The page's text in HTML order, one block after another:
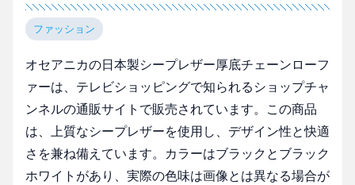
ファッション
オセアニカの日本製シープレザー厚底チェーンローフ
ァーは、テレビショッピングで知られるショップチャ
ンネルの通販サイトで販売されています。この商品
は、上質なシープレザーを使用し、デザイン性と快適
さを兼ね備えています。カラーはブラックとブラック
ホワイトがあり、実際の色味は画像とは異なる場合が